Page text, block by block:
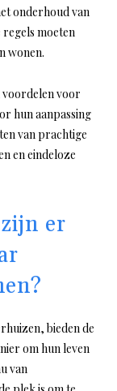
onderhoud van
regels moeten
wonen.
voordelen voor
hun aanpassing
van prachtige
en eindeloze
er
bieden de
om hun leven
van